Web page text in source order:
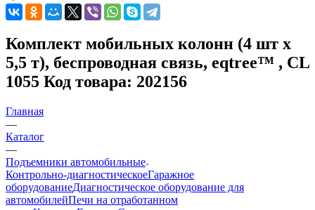
Комплект мобильных колонн (4 шт х
5,5 т), беспроводная связь, eqtree™ , CL
1055 Код товара: 202156
Главная
—
Каталог
—
Подъемники автомобильные
Контрольно-диагностическоеГаражное
оборудованиеДиагностическое оборудование для
автомобилейПечи на отработанном